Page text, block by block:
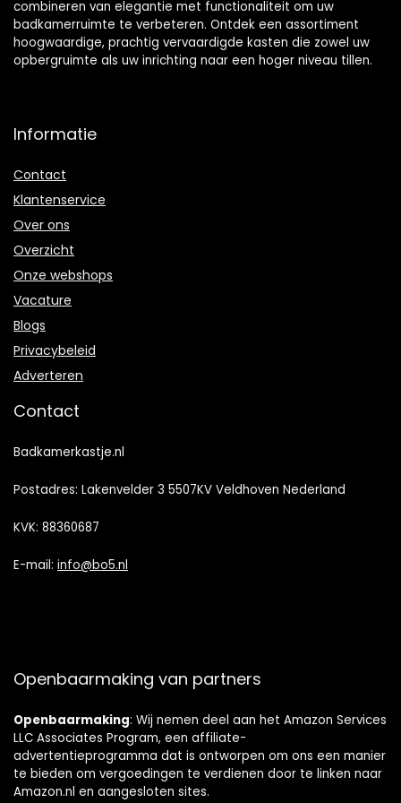
combineren van elegantie met functionaliteit om uw
badkamerruimte te verbeteren. Ontdek een assortiment
hoogwaardige, prachtig vervaardigde kasten die zowel uw
opbergruimte als uw inrichting naar een hoger niveau tillen.
Informatie
Contact
Klantenservice
Over ons
Overzicht
Onze webshops
Vacature
Blogs
Privacybeleid
Adverteren
Contact
Badkamerkastje.nl
Postadres: Lakenvelder 3 5507KV Veldhoven Nederland
KVK: 88360687
E-mail: info@bo5.nl
Openbaarmaking van partners
Openbaarmaking: Wij nemen deel aan het Amazon Services
LLC Associates Program, een affiliate-
advertentieprogramma dat is ontworpen om ons een manier
te bieden om vergoedingen te verdienen door te linken naar
Amazon.nl en aangesloten sites.